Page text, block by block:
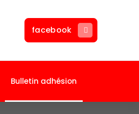
facebook
Bulletin adhésion